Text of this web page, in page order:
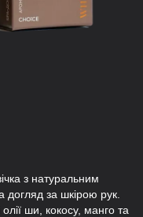
з натуральним
за шкірою рук.
ши, кокосу, манго та